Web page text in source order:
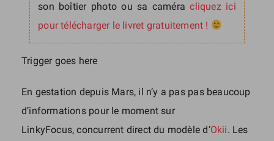
son boîtier photo ou sa caméracliquez ici
pour télécharger le livret gratuitement !
Trigger goes here
En gestation depuis Mars, il n’y a pas pas beaucoup
d’informations pour le moment sur
LinkyFocus, concurrent direct du modèle d’Okii. Les